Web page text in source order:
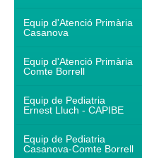
Equip d'Atenció Primària
Casanova
Equip d'Atenció Primària
Comte Borrell
Equip de Pediatria
Ernest Lluch - CAPIBE
Equip de Pediatria
Casanova-Comte Borrell